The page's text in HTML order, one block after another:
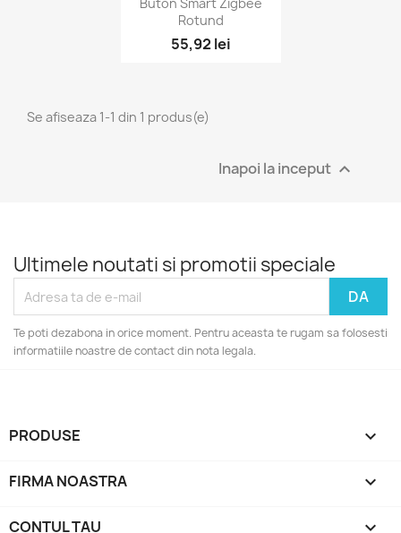
Rotund
55,92 lei
Se afiseaza 1-1 din 1 produs(e)
Inapoi la inceput 
Ultimele noutati si promotii speciale
Te poti dezabona in orice moment. Pentru aceasta te rugam sa folosesti
informatiile noastre de contact din nota legala.
PRODUSE 
FIRMA NOASTRA 
CONTUL TAU 